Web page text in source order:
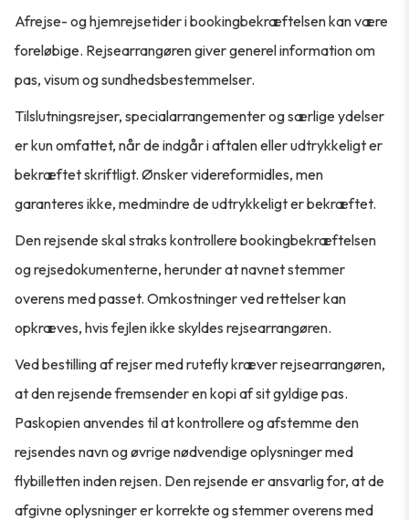
Afrejse- og hjemrejsetider i bookingbekræftelsen kan være
foreløbige. Rejsearrangøren giver generel information om
pas, visum og sundhedsbestemmelser.
Tilslutningsrejser, specialarrangementer og særlige ydelser
er kun omfattet, når de indgår i aftalen eller udtrykkeligt er
bekræftet skriftligt. Ønsker videreformidles, men
garanteres ikke, medmindre de udtrykkeligt er bekræftet.
Den rejsende skal straks kontrollere bookingbekræftelsen
og rejsedokumenterne, herunder at navnet stemmer
overens med passet. Omkostninger ved rettelser kan
opkræves, hvis fejlen ikke skyldes rejsearrangøren.
Ved bestilling af rejser med rutefly kræver rejsearrangøren,
at den rejsende fremsender en kopi af sit gyldige pas.
Paskopien anvendes til at kontrollere og afstemme den
rejsendes navn og øvrige nødvendige oplysninger med
flybilletten inden rejsen. Den rejsende er ansvarlig for, at de
afgivne oplysninger er korrekte og stemmer overens med